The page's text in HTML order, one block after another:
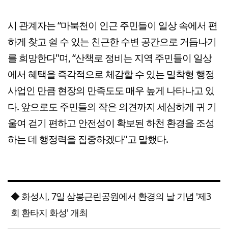
시 관계자는 “마북천이 인근 주민들이 일상 속에서 편
하게 찾고 쉴 수 있는 친근한 수변 공간으로 거듭나기
를 희망한다"며, “산책로 정비는 지역 주민들이 일상
에서 혜택을 즉각적으로 체감할 수 있는 밀착형 행정
사업인 만큼 현장의 만족도도 매우 높게 나타나고 있
다. 앞으로도 주민들의 작은 의견까지 세심하게 귀 기
울여 걷기 편하고 안전성이 확보된 하천 환경을 조성
하는 데 행정력을 집중하겠다"고 말했다.
◆ 화성시, 7일 삼봉근린공원에서 환경의 날 기념 '제3
회 환타지 화성' 개최